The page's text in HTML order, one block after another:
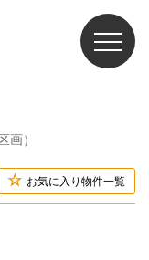
）
お気に入り物件一覧